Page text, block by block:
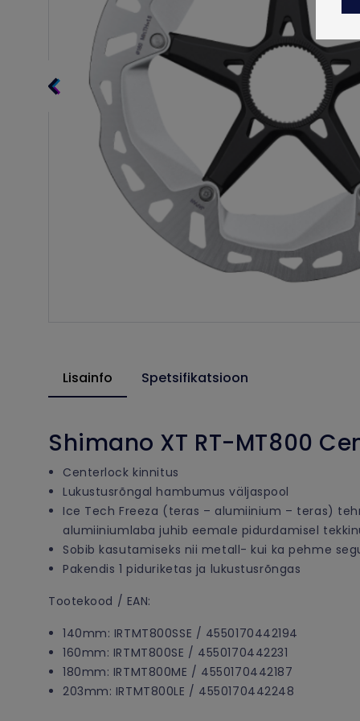
Lisainfo Spetsifikatsioon
Shimano XT RT-MT800
Centerlock kinnitus
Lukustusrõngal hambumus väljaspool
Ice Tech Freeza (teras – alumiinium – teras)
alumiiniumlaba juhib eemale pidurdamisel
Sobib kasutamiseks nii metall- kui ka pehme
Pakendis 1 piduriketas ja lukustusrõngas
Tootekood / EAN:
140mm: IRTMT800SSE / 4550170442194
160mm: IRTMT800SE / 4550170442231
180mm: IRTMT800ME / 4550170442187
203mm: IRTMT800LE / 4550170442248
TALVETOOTED